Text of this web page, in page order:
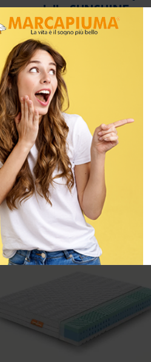
modello SUNSHINE
Altezza totale:
Sostegno:
Morbido
Proprietà: Ergonomico, Antistatico
Prodotto detraibile al 19%
235 recensioni
A partire da 935,87 € 364,99 €
-570,88 €
SCOPRI DI PIÙ